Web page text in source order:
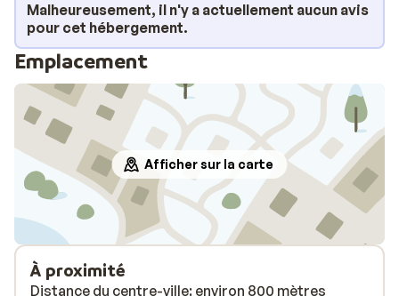
Malheureusement, il n'y a actuellement aucun avis
pour cet hébergement.
Emplacement
Afficher sur la carte
À proximité
Distance du centre-ville: environ 800 mètres